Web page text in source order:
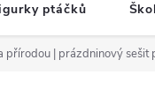
ptáčků
přírodou | prázdninový sešit